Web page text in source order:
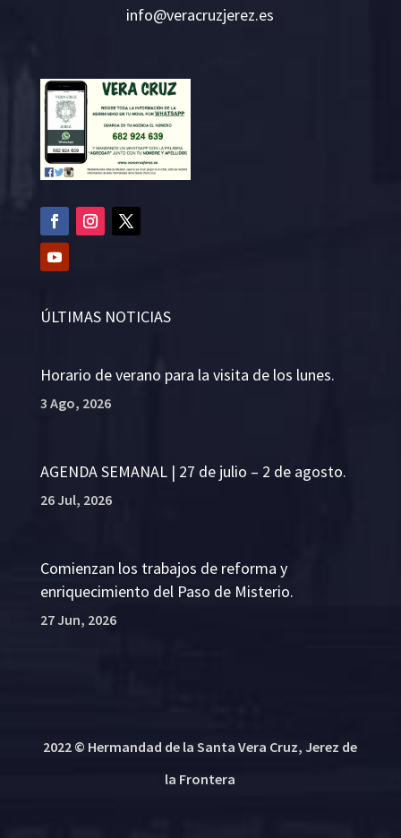
se.ze
rejzu
rcare
v@ofn
i
ÚLTIMAS NOTICIAS
Horario de verano para la visita de los lunes.
3 Ago, 2026
AGENDA SEMANAL | 27 de julio – 2 de agosto.
26 Jul, 2026
Comienzan los trabajos de reforma y
enriquecimiento del Paso de Misterio.
27 Jun, 2026
2022 © Hermandad de la Santa Vera Cruz, Jerez de
la Frontera